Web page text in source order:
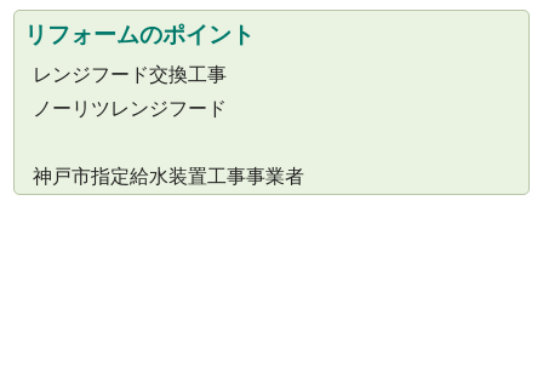
リフォームのポイント
レンジフード交換工事
ノーリツレンジフード
神戸市指定給水装置工事事業者